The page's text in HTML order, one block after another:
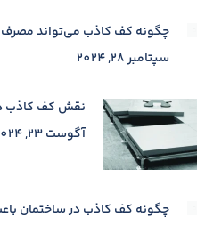
چگونه کف کاذب می‌تواند مصرف
سپتامبر 28, 2024
نقش کف کاذب
آگوست 23, 2024
چگونه کف کاذب در ساختمان